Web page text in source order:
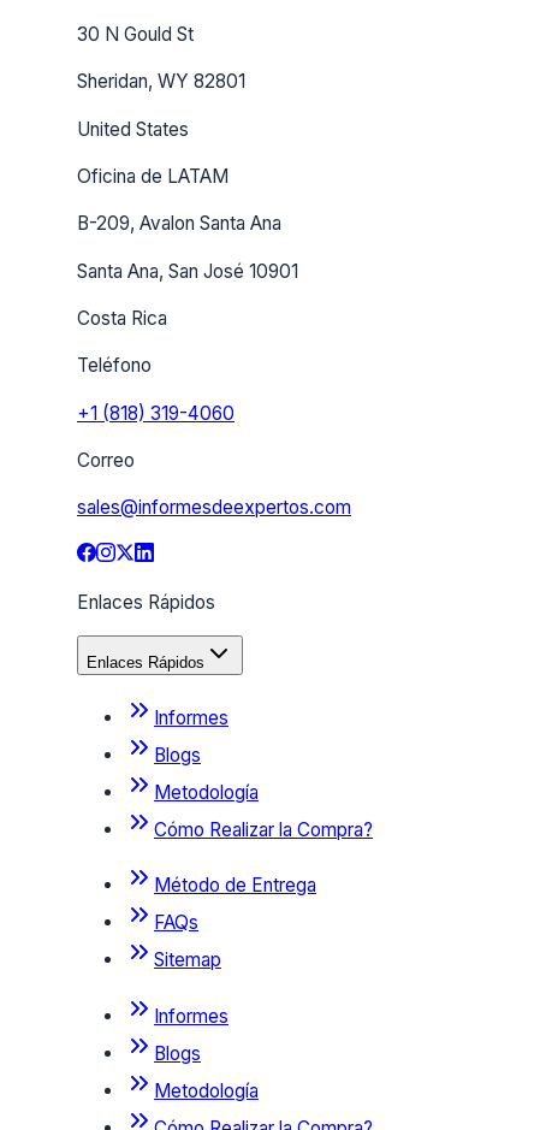
30 N Gould St
Sheridan, WY 82801
United States
Oficina de LATAM
B-209, Avalon Santa Ana
Santa Ana, San José 10901
Costa Rica
Teléfono
+1 (818) 319-4060
Correo
sales@informesdeexpertos.com
Enlaces Rápidos
Enlaces Rápidos
Informes
Blogs
Metodología
Cómo Realizar la Compra?
Método de Entrega
FAQs
Sitemap
Informes
Blogs
Metodología